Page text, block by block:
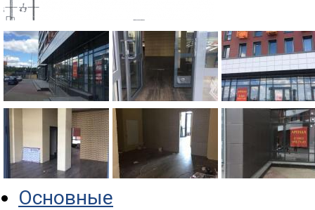
Основные